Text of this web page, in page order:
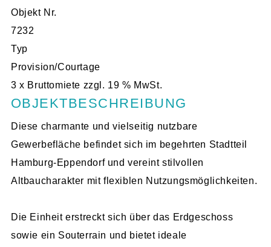
Objekt Nr.
7232
Typ
Provision/Courtage
3 x Bruttomiete zzgl. 19 % MwSt.
OBJEKTBESCHREIBUNG
Diese charmante und vielseitig nutzbare
Gewerbefläche befindet sich im begehrten Stadtteil
Hamburg-Eppendorf und vereint stilvollen
Altbaucharakter mit flexiblen Nutzungsmöglichkeiten.
Die Einheit erstreckt sich über das Erdgeschoss
sowie ein Souterrain und bietet ideale